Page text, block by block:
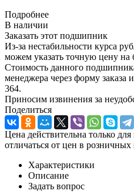
Подробнее
В наличии
Заказать этот подшипник
Из-за нестабильности курса
можем указать точную цену
Стоимость данного
менеджера через форму заказа
364.
Приносим извинения за
Поделиться
Цена действительна только
отличаться от цен в розничных
Характеристики
Описание
Задать вопрос